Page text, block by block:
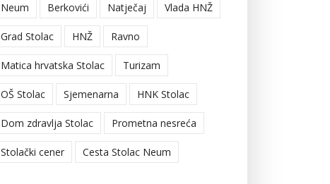
Neum Berkovići Natječaj Vlada HNŽ
Grad Stolac HNŽ Ravno
Matica hrvatska Stolac Turizam
OŠ Stolac Sjemenarna HNK Stolac
Dom zdravlja Stolac Prometna nesreća
Stolački cener Cesta Stolac Neum